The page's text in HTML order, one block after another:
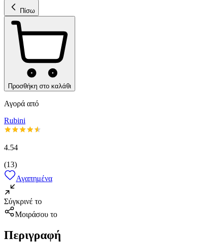
Πίσω
Προσθήκη στο καλάθι
Αγορά από
Rubini
4.54
(13)
Αγαπημένα
Σύγκρινέ το
Μοιράσου το
Περιγραφή